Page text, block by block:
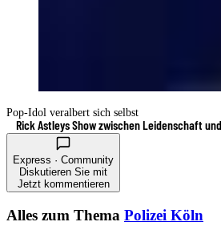
Pop-Idol veralbert sich selbst
Rick Astleys Show zwischen Leidenschaft
Express · Community
Diskutieren Sie mit
Jetzt kommentieren
Alles zum Thema Polizei Köln